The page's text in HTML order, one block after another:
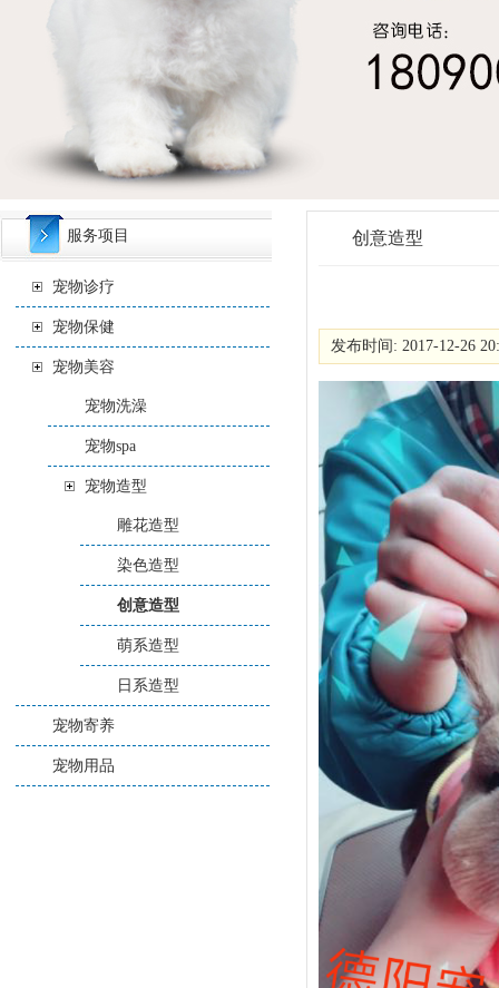
服务项目
宠物诊疗
宠物保健
宠物美容
宠物洗澡
宠物spa
宠物造型
雕花造型
染色造型
创意造型
萌系造型
日系造型
宠物寄养
宠物用品
创意造型
发布时间: 2017-12-26